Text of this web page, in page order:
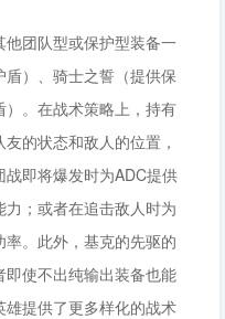
团队型或保护型装备一
）、骑士之誓（提供保
。在战术策略上，持有
的状态和敌人的位置，
即将爆发时为ADC提供
；或者在追击敌人时为
。此外，基克的先驱的
使不出纯输出装备也能
提供了更多样化的战术